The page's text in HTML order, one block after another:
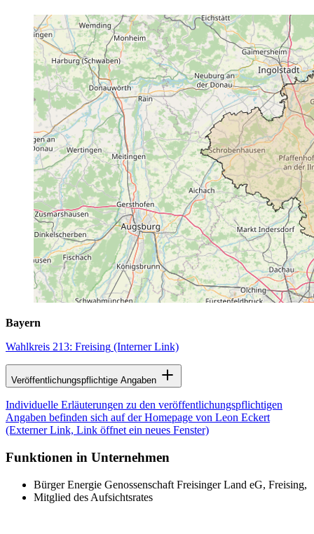
Bayern
Wahlkreis 213: Freising (Interner Link)
Veröffentlichungspflichtige Angaben
Individuelle Erläuterungen zu den veröffentlichungspflichtigen
Angaben befinden sich auf der Homepage von Leon Eckert
(Externer Link, Link öffnet ein neues Fenster)
Funktionen in Unternehmen
Bürger Energie Genossenschaft Freisinger Land eG, Freising,
Mitglied des Aufsichtsrates